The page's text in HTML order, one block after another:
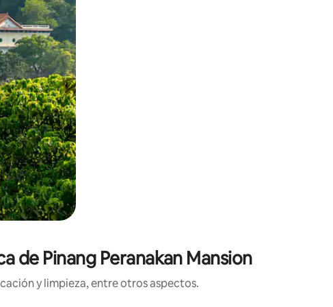
de Pinang Peranakan Mansion
y limpieza, entre otros aspectos.